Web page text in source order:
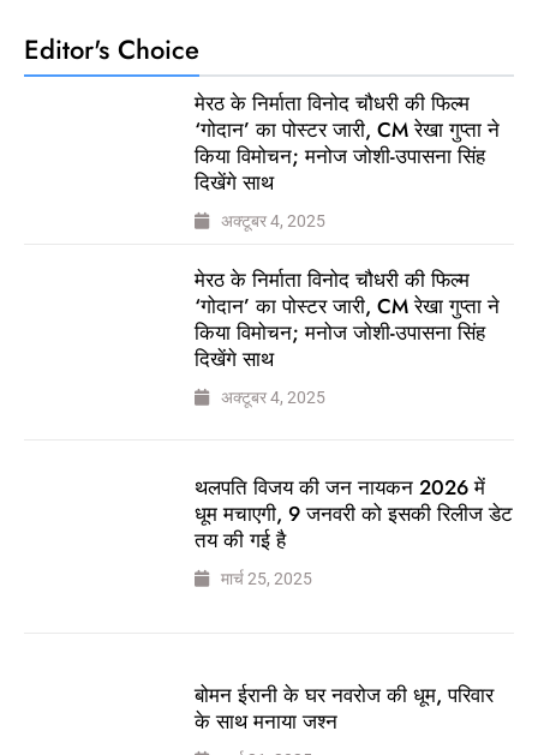
Editor's Choice
मेरठ के निर्माता विनोद चौधरी की फिल्म
‘गोदान’ का पोस्टर जारी, CM रेखा गुप्ता ने
किया विमोचन; मनोज जोशी-उपासना सिंह
दिखेंगे साथ
अक्टूबर 4, 2025
मेरठ के निर्माता विनोद चौधरी की फिल्म
‘गोदान’ का पोस्टर जारी, CM रेखा गुप्ता ने
किया विमोचन; मनोज जोशी-उपासना सिंह
दिखेंगे साथ
अक्टूबर 4, 2025
थलपति विजय की जन नायकन 2026 में
धूम मचाएगी, 9 जनवरी को इसकी रिलीज डेट
तय की गई है
मार्च 25, 2025
बोमन ईरानी के घर नवरोज की धूम, परिवार
के साथ मनाया जश्न